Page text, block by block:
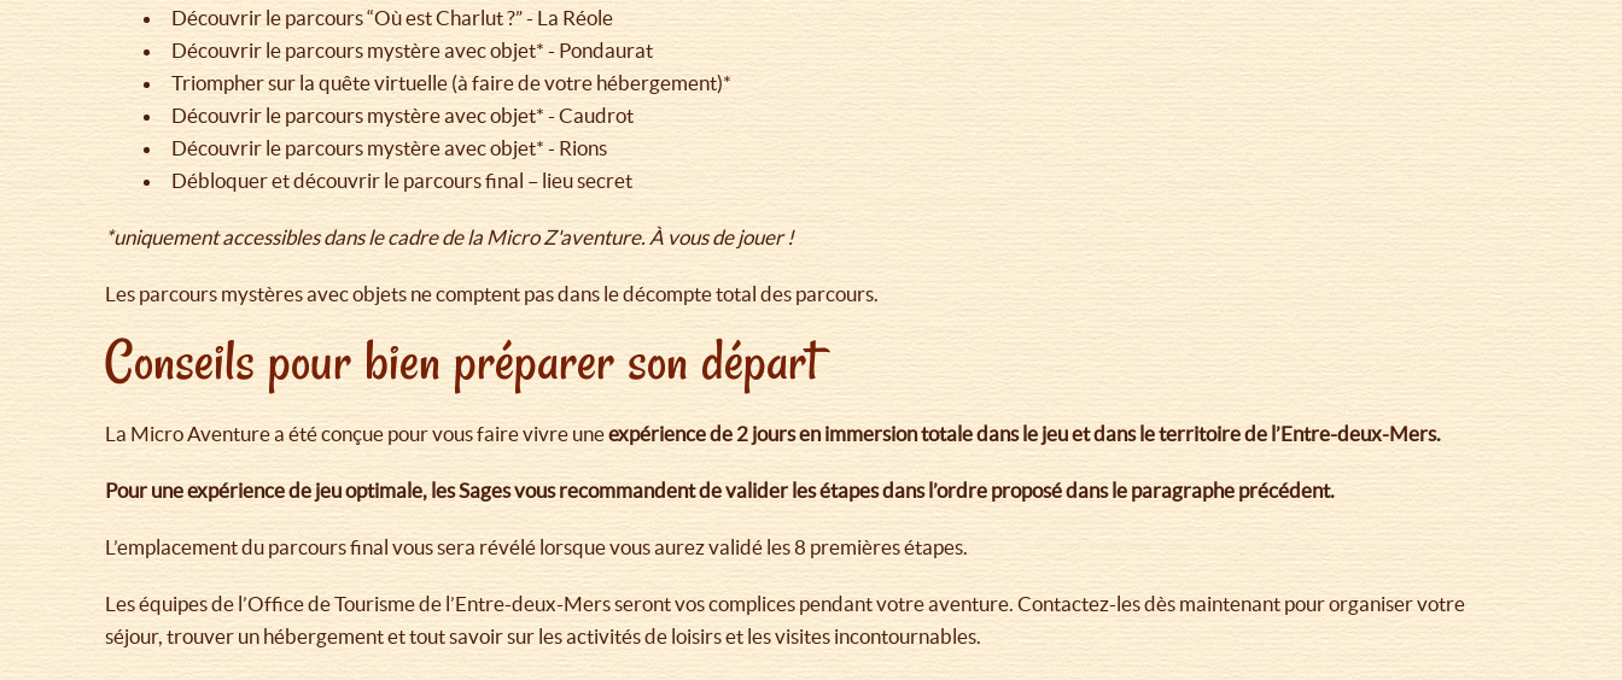
Découvrir le parcours “Où est Charlut ?” - La Réole
Découvrir le parcours mystère avec objet* - Pondaurat
Triompher sur la quête virtuelle (à faire de votre hébergement)*
Découvrir le parcours mystère avec objet* - Caudrot
Découvrir le parcours mystère avec objet* - Rions
Débloquer et découvrir le parcours final – lieu secret
*uniquement accessibles dans le cadre de la Micro Z'aventure. À vous de jouer !
Les parcours mystères avec objets ne comptent pas dans le décompte total des parcours.
Conseils pour bien préparer son départ
La Micro Aventure a été conçue pour vous faire vivre uneexpérience de 2 jours en immersion totale dans le jeu et dans le territoire de l’Entre-deux-Mers.
Pour une expérience de jeu optimale, les Sages vous recommandent de valider les étapes dans l’ordre proposé dans le paragraphe précédent.
L’emplacement du parcours final vous sera révélé lorsque vous aurez validé les 8 premières étapes.
Les équipes de l’Office de Tourisme de l’Entre-deux-Mers seront vos complices pendant votre aventure. Contactez-les dès maintenant pour organiser votre
séjour, trouver un hébergement et tout savoir sur les activités de loisirs et les visites incontournables.